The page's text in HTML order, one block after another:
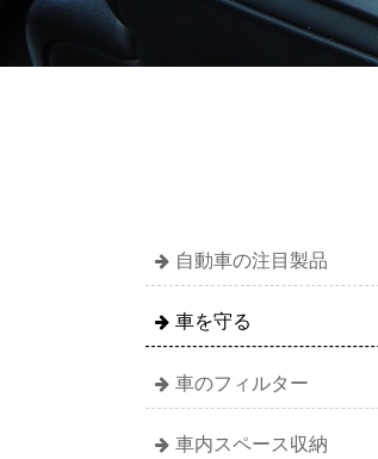
自動車の注目製品
車を守る
車のフィルター
車内スペース収納